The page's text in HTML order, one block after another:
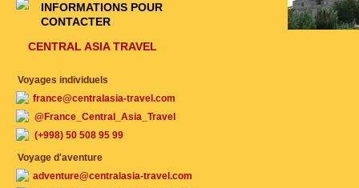
INFORMATIONS POUR
CONTACTER
CENTRAL ASIA TRAVEL
Voyages individuels
france@centralasia-travel.com
@France_Central_Asia_Travel
(+998) 50 508 95 99
Voyage d'aventure
adventure@centralasia-travel.com